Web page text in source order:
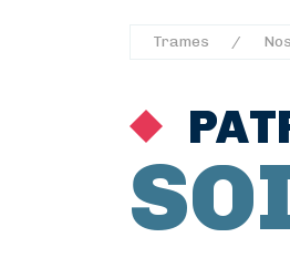
Trames